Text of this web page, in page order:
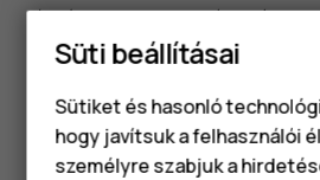
tárolóban, mint ahol a készülék,
tartozékai találhatók. Ne tegye a
Süti beállításai
Sütiket és hasonló
hogy javítsuk a felhasználói
személyre szabjuk a